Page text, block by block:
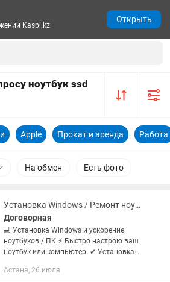
ноутбук ssd
Apple Прокат и аренда Работа
На обмен Есть фото
Установка Windows / Ремонт ноутбуков / Установка SSD/ Игровых приставок
Договорная
💻 Установка Windows и ускорение
ноутбуков / ПК ⚡ Быстро настрою ваш
ноутбук или компьютер. ✔ Установка
Microsoft Office (Word, Excel) 2010–2019
Астана, 26 июля
Kaspi.kz
Открыть